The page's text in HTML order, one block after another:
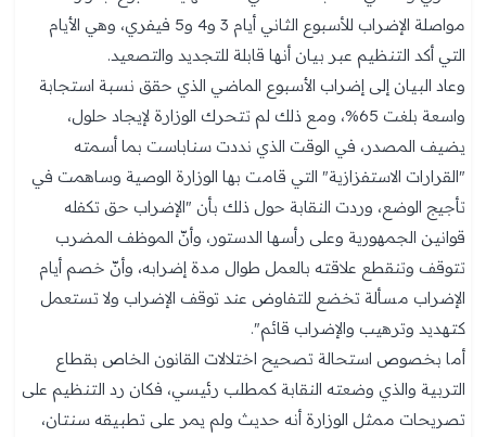
مواصلة الإضراب للأسبوع الثاني أيام 3 و4 و5 فيفري، وهي الأيام
التي أكد التنظيم عبر بيان أنها قابلة للتجديد والتصعيد.
وعاد البيان إلى إضراب الأسبوع الماضي الذي حقق نسبة استجابة
واسعة بلغت 65%، ومع ذلك لم تتحرك الوزارة لإيجاد حلول،
يضيف المصدر، في الوقت الذي نددت سناباست بما أسمته
"القرارات الاستفزازية" التي قامت بها الوزارة الوصية وساهمت في
تأجيج الوضع، وردت النقابة حول ذلك بأن "الإضراب حق تكفله
قوانين الجمهورية وعلى رأسها الدستور، وأنّ الموظف المضرب
تتوقف وتنقطع علاقته بالعمل طوال مدة إضرابه، وأنّ خصم أيام
الإضراب مسألة تخضع للتفاوض عند توقف الإضراب ولا تستعمل
كتهديد وترهيب والإضراب قائم".
أما بخصوص استحالة تصحيح اختلالات القانون الخاص بقطاع
التربية والذي وضعته النقابة كمطلب رئيسي، فكان رد التنظيم على
تصريحات ممثل الوزارة أنه حديث ولم يمر على تطبيقه سنتان،